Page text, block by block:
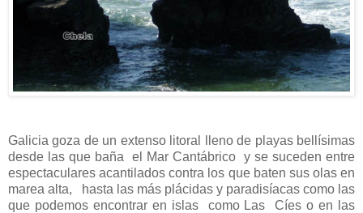
Galicia goza de un extenso litoral lleno de playas bellísimas
desde las que baña el Mar Cantábrico y se suceden entre
espectaculares acantilados contra los que baten sus olas en
marea alta, hasta las más plácidas y paradisíacas como las
que podemos encontrar en islas como Las Cíes o en las